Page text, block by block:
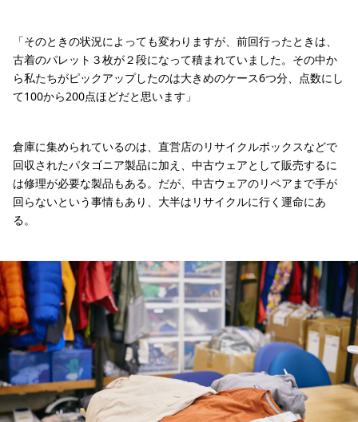
「そのときの状況によっても変わりますが、前回行ったときは、
古着のパレット３枚が２段になって積まれていました。その中か
ら私たちがピックアップしたのは大きめのケース6つ分、点数にし
て100から200点ほどだと思います」
倉庫に集められているのは、直営店のリサイクルボックスなどで
回収されたパタゴニア製品に加え、中古ウェアとして販売するに
は修理が必要な製品もある。だが、中古ウェアのリペアまで手が
回らないという事情もあり、大半はリサイクルに行く運命にあ
る。
リペアセンターに集まった「リクラフテッド」の素材となる着古された製品
倉庫から持ち帰った「素材」は、いくつかのカテゴリーに分けられて棚に収まり、